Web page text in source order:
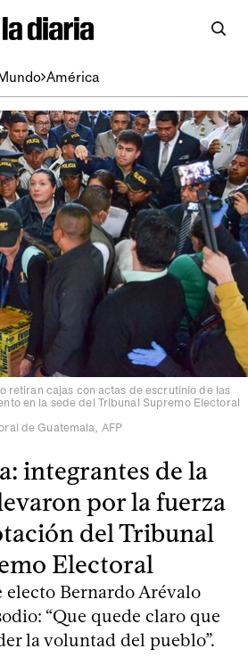
América
retiran cajas con actas de escrutinio de las
en la sede del Tribunal Supremo Electoral
de Guatemala, AFP
integrantes de la
por la fuerza
del Tribunal
Electoral
electo Bernardo Arévalo
“Que quede claro que
la voluntad del pueblo”.